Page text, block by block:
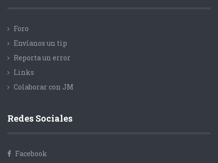
Foro
Envíanos un tip
Reporta un error
Links
Colaborar con JM
Redes Sociales
Facebook